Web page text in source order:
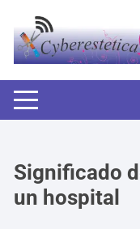
contenido
Significado
un hospital